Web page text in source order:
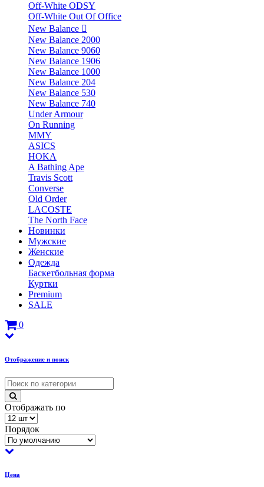
Off-White ODSY
Off-White Out Of Office
New Balance
New Balance 2000
New Balance 9060
New Balance 1906
New Balance 1000
New Balance 204
New Balance 530
New Balance 740
Under Armour
On Running
MMY
ASICS
HOKA
A Bathing Ape
Travis Scott
Converse
Old Order
LACOSTE
The North Face
Новинки
Мужские
Женские
Одежда
Баскетбольная форма
Куртки
Premium
SALE
0
Отображение и поиск
Отображать по
Порядок
Цена